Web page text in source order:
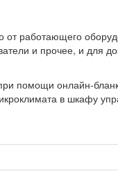
от работающего
и прочее, и для
помощи онлайн-
в шкафу